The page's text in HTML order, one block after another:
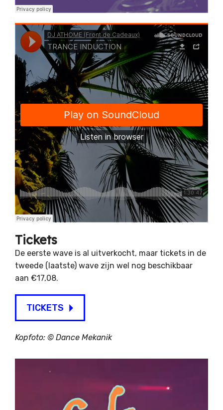
Tickets
De eerste wave is al uitverkocht, maar tickets in de
tweede (laatste) wave zijn wel nog beschikbaar
aan €17,08.
TICKETS
Kopfoto: © Dance Mekanik